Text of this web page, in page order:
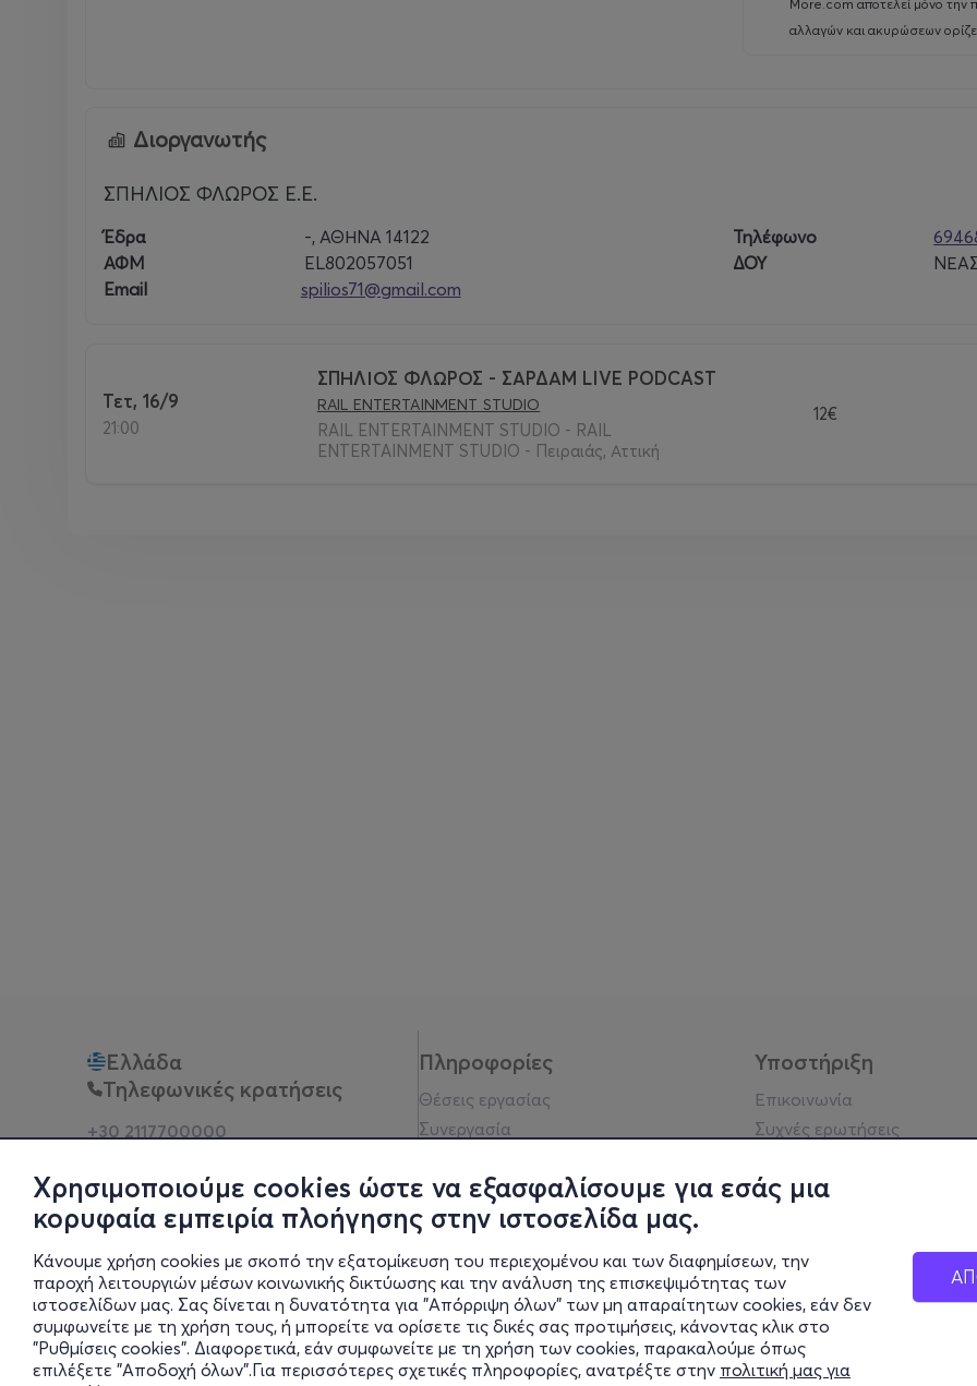
Χρησιμοποιούμε cookies ώστε να εξασφαλίσουμε για εσάς μια
κορυφαία εμπειρία πλοήγησης στην ιστοσελίδα μας.
Κάνουμε χρήση cookies με σκοπό την εξατομίκευση του περιεχομένου και των διαφημίσεων, την
παροχή λειτουργιών μέσων κοινωνικής δικτύωσης και την ανάλυση της επισκεψιμότητας των
ιστοσελίδων μας. Σας δίνεται η δυνατότητα για "Απόρριψη όλων" των μη απαραίτητων cookies, εάν δεν
συμφωνείτε με τη χρήση τους, ή μπορείτε να ορίσετε τις δικές σας προτιμήσεις, κάνοντας κλικ στο
"Ρυθμίσεις cookies". Διαφορετικά, εάν συμφωνείτε με τη χρήση των cookies, παρακαλούμε όπως
επιλέξετε "Αποδοχή όλων".Για περισσότερες σχετικές πληροφορίες, ανατρέξτε στην πολιτική μας για
More.com αποτελεί μόνο την
αλλαγών και ακυρώσεων
Διοργανωτής
ΣΠΗΛΙΟΣ ΦΛΩΡΟΣ Ε.Ε.
Έδρα -, ΑΘΗΝΑ 14122 Τηλέφωνο
ΑΦΜ
EL802057051 ΔΟΥ
Email
spilios71@gmail.com
Τετ, 16/9
21:00
ΣΠΗΛΙΟΣ ΦΛΩΡΟΣ - ΣΑΡΔΑΜ LIVE PODCAST
RAIL ENTERTAINMENT STUDIO
RAIL ENTERTAINMENT STUDIO - RAIL
ENTERTAINMENT STUDIO - Πειραιάς, Αττική
12€
Ελλάδα
Τηλεφωνικές κρατήσεις
+30 2117700000
Φυσικά σημεία
Πληροφορίες
Θέσεις εργασίας
Συνεργασία
Πολιτική απορρήτου
Νομική σημείωση
Blog
Οικονομικά στοιχεία
Πολιτικές Εταιρείας
Έκθεση Διαφάνειας
Υποστήριξη
Επικοινωνία
Συχνές ερωτήσεις
Υπηρεσίες
Σύνδεση reseller